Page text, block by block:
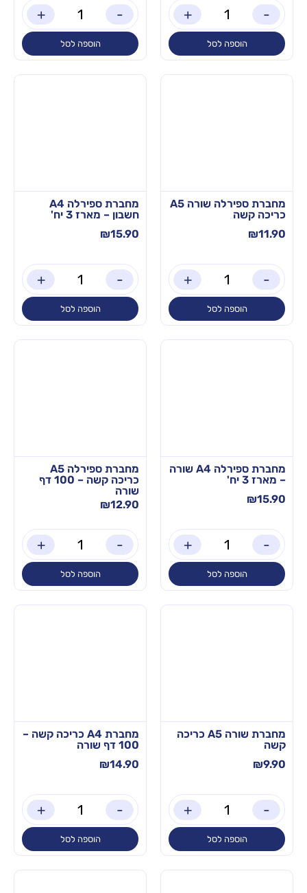
-
+
הוספה לסל
-
+
הוספה לסל
מחברת ספירלה שורה A5
כריכה קשה
₪11.90
-
+
הוספה לסל
מחברת ספירלה A4
חשבון – מארז 3 יח'
₪15.90
-
+
הוספה לסל
מחברת ספירלה A4 שורה
– מארז 3 יח'
₪15.90
-
+
הוספה לסל
מחברת ספירלה A5
כריכה קשה – 100 דף
שורה
₪12.90
-
+
הוספה לסל
מחברת שורה A5 כריכה
קשה
₪9.90
-
+
הוספה לסל
מחברת A4 כריכה קשה –
100 דף שורה
₪14.90
-
+
הוספה לסל